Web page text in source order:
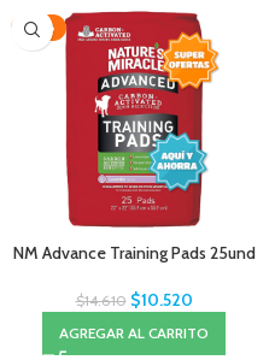
-28%
NM Advance Training Pads 25und
$14.610 $10.520
AGREGAR AL CARRITO